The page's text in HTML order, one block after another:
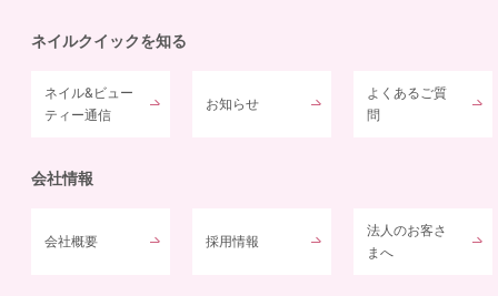
ネイルクイックを知る
ネイル&ビュー
ティー通信
お知らせ
よくあるご質
問
会社情報
会社概要 採用情報
法人のお客さ
まへ